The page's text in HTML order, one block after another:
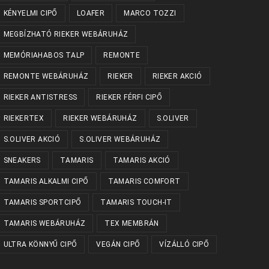
KÉNYELMI CIPŐ LOAFER MARCO TOZZI
MEGBÍZHATÓ RIEKER WEBÁRUHÁZ
MEMÓRIAHABOS TALP REMONTE
REMONTE WEBÁRUHÁZ RIEKER RIEKER AKCIÓ
RIEKER ANTISTRESS RIEKER FÉRFI CIPŐ
RIEKERTEX RIEKER WEBÁRUHÁZ S.OLIVER
S.OLIVER AKCIÓ S.OLIVER WEBÁRUHÁZ
SNEAKERS TAMARIS TAMARIS AKCIÓ
TAMARIS ALKALMI CIPŐ TAMARIS COMFORT
TAMARIS SPORTCIPŐ TAMARIS TOUCH-IT
TAMARIS WEBÁRUHÁZ TEX MEMBRÁN
ULTRA KÖNNYŰ CIPŐ VEGÁN CIPŐ VÍZÁLLÓ CIPŐ